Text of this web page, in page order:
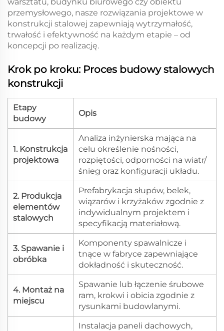
przemysłowego, nasze rozwiązania projektowe w
konstrukcji stalowej zapewniają wytrzymałość,
trwałość i efektywność na każdym etapie – od
koncepcji po realizację.
Krok po kroku: Proces budowy stalowych
konstrukcji
Etapy
budowy
Opis
1. Konstrukcja
projektowa
Analiza inżynierska mająca na
celu określenie nośności,
rozpiętości, odporności na wiatr/
śnieg oraz konfiguracji układu.
2. Produkcja
elementów
stalowych
Prefabrykacja słupów, belek,
wiązarów i krzyżaków zgodnie z
indywidualnym projektem i
specyfikacją materiałową.
3. Spawanie i
obróbka
Komponenty spawalnicze i
tnące w fabryce zapewniające
dokładność i skuteczność.
4. Montaż na
miejscu
Spawanie lub łączenie śrubowe
ram, krokwi i obicia zgodnie z
rysunkami budowlanymi.
Instalacja paneli dachowych,